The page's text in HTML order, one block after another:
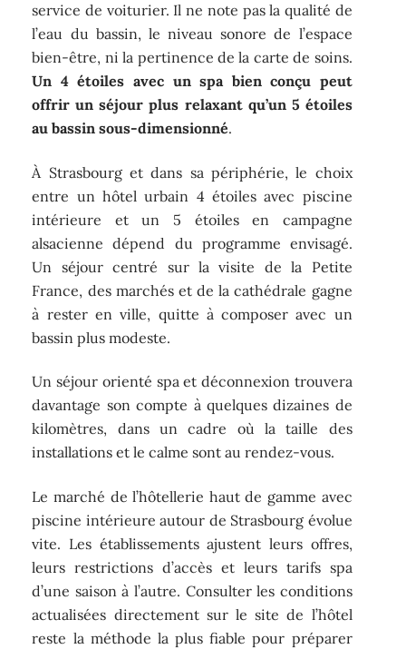
service de voiturier. Il ne note pas la qualité de
l’eau du bassin, le niveau sonore de l’espace
bien-être, ni la pertinence de la carte de soins.
Un 4 étoiles avec un spa bien conçu peut
offrir un séjour plus relaxant qu’un 5 étoiles
au bassin sous-dimensionné.
À Strasbourg et dans sa périphérie, le choix
entre un hôtel urbain 4 étoiles avec piscine
intérieure et un 5 étoiles en campagne
alsacienne dépend du programme envisagé.
Un séjour centré sur la visite de la Petite
France, des marchés et de la cathédrale gagne
à rester en ville, quitte à composer avec un
bassin plus modeste.
Un séjour orienté spa et déconnexion trouvera
davantage son compte à quelques dizaines de
kilomètres, dans un cadre où la taille des
installations et le calme sont au rendez-vous.
Le marché de l’hôtellerie haut de gamme avec
piscine intérieure autour de Strasbourg évolue
vite. Les établissements ajustent leurs offres,
leurs restrictions d’accès et leurs tarifs spa
d’une saison à l’autre. Consulter les conditions
actualisées directement sur le site de l’hôtel
reste la méthode la plus fiable pour préparer